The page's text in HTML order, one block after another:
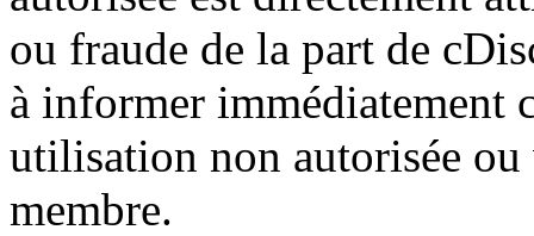
ou fraude de la part de
à informer immédiatement
utilisation non autorisée
membre.